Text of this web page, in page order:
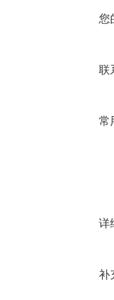
您
联
常
详
补